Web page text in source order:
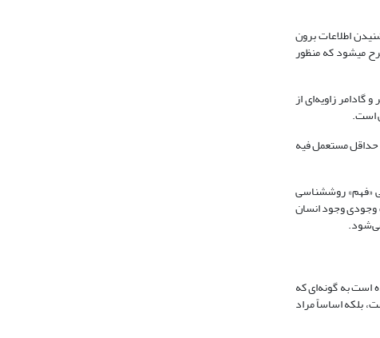
اطلاعات برون
می‏شود که منظور
زاویه‌ای از
است.
حداقل مستعمل فیه
«فهم» روش‏شناسی
وجودی وجود انسان
است به گونه‌ای که
بلکه اساساً مراد